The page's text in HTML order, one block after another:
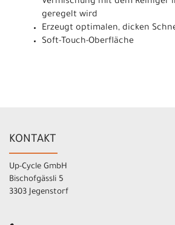
geregelt wird
Erzeugt optimalen, dicken
Soft-Touch-Oberfläche
KONTAKT
Up-Cycle GmbH
Bischofgässli 5
3303 Jegenstorf